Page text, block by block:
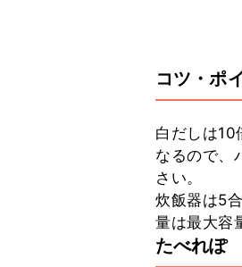
コツ・ポ
白だしは10
なるので、
さい。
炊飯器は5
量は最大容
たべれぽ